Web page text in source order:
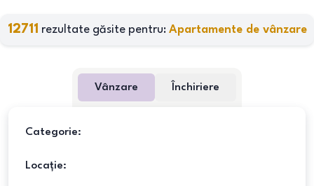
12711 rezultate găsite pentru: Apartamente de vânzare
Vânzare Închiriere
Categorie:
Locație: